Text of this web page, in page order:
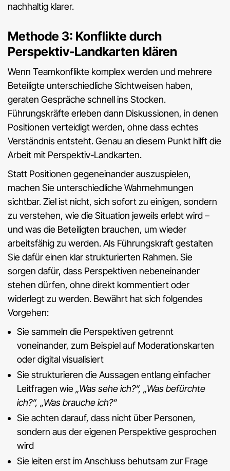
nachhaltig klarer.
Methode 3: Konflikte durch
Perspektiv-Landkarten klären
Wenn Teamkonflikte komplex werden und mehrere
Beteiligte unterschiedliche Sichtweisen haben,
geraten Gespräche schnell ins Stocken.
Führungskräfte erleben dann Diskussionen, in denen
Positionen verteidigt werden, ohne dass echtes
Verständnis entsteht. Genau an diesem Punkt hilft die
Arbeit mit Perspektiv-Landkarten.
Statt Positionen gegeneinander auszuspielen,
machen Sie unterschiedliche Wahrnehmungen
sichtbar. Ziel ist nicht, sich sofort zu einigen, sondern
zu verstehen, wie die Situation jeweils erlebt wird –
und was die Beteiligten brauchen, um wieder
arbeitsfähig zu werden. Als Führungskraft gestalten
Sie dafür einen klar strukturierten Rahmen. Sie
sorgen dafür, dass Perspektiven nebeneinander
stehen dürfen, ohne direkt kommentiert oder
widerlegt zu werden. Bewährt hat sich folgendes
Vorgehen:
Sie sammeln die Perspektiven getrennt
voneinander, zum Beispiel auf Moderationskarten
oder digital visualisiert
Sie strukturieren die Aussagen entlang einfacher
Leitfragen wie „Was sehe ich?“, „Was befürchte
ich?“, „Was brauche ich?“
Sie achten darauf, dass nicht über Personen,
sondern aus der eigenen Perspektive gesprochen
wird
Sie leiten erst im Anschluss behutsam zur Frage